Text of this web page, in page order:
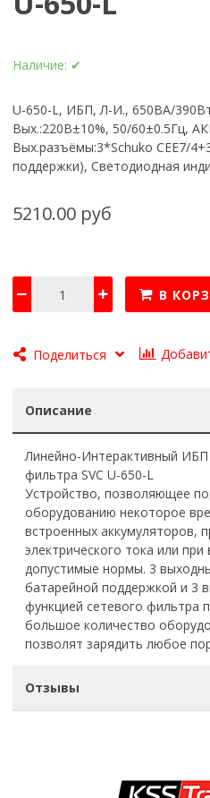
Наличие: ✔
U-650-L, ИБП, Л-И., 650ВА/
Вых.:220В±10%, 50/60±0.5Гц,
Вых.разъёмы:3*Schuko CEE7/
поддержки), Светодиодная
5210.00 руб
В
Поделиться
Описание
Линейно-Интерактивный ИБП
фильтра SVC U-650-L
Устройство, позволяющее
оборудованию некоторое
встроенных аккумуляторов,
электрического тока или
допустимые нормы. 3
батарейной поддержкой и 3
функцией сетевого фильтра
большое количество
позволят зарядить любое
Отзывы